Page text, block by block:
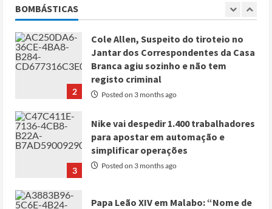
BOMBÁSTICAS
1
2
Cole Allen, Suspeito do tiroteio no
Jantar dos Correspondentes da Casa
Branca agiu sozinho e não tem
registo criminal
Posted on 3 months ago
3
Nike vai despedir 1.400 trabalhadores
para apostar em automação e
simplificar operações
Posted on 3 months ago
Papa Leão XIV em Malabo: “Nome de